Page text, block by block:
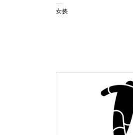
女装